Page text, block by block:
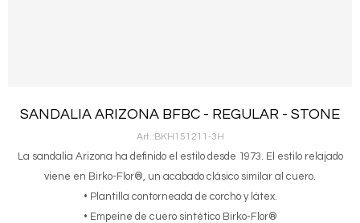
SANDALIA ARIZONA BFBC - REGULAR - STONE
BKH151211-3H
La sandalia Arizona ha definido el estilo desde 1973. El estilo relajado
viene en Birko-Flor®, un acabado clásico similar al cuero.
• Plantilla contorneada de corcho y látex.
• Empeine de cuero sintético Birko-Flor®